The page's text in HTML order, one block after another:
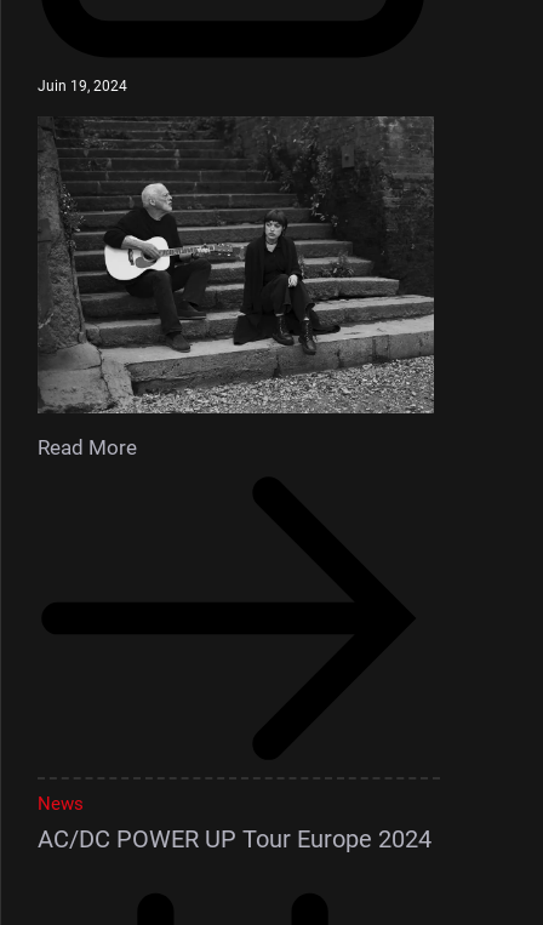
Juin 19, 2024
Read More
News
AC/DC POWER UP Tour Europe 2024